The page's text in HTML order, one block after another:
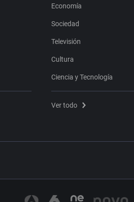
Economía
Sociedad
Televisión
Cultura
Ciencia y Tecnología
Ver todo